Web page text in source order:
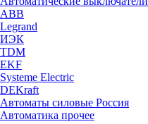
ABB
Legrand
ИЭК
TDM
EKF
Systeme Electric
DEKraft
Автоматы силовые Россия
Автоматика прочее